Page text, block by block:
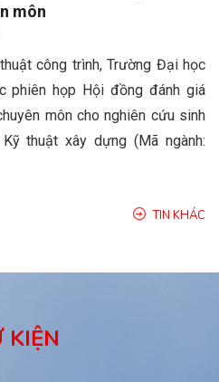
môn
công trình, Trường Đại học
phiên họp Hội đồng đánh giá
môn cho nghiên cứu sinh
thuật xây dựng (Mã ngành:
TIN KHÁC
KIỆN